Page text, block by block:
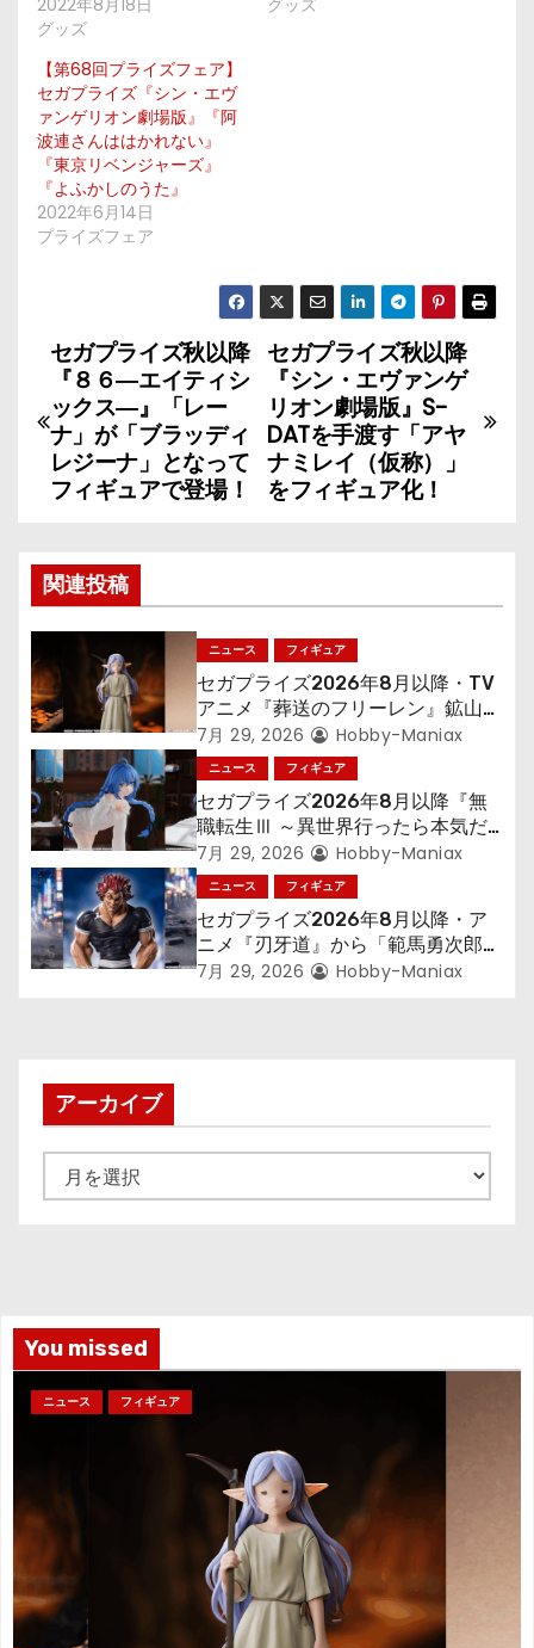
2022年8月18日
グッズ
グッズ
【第68回プライズフェア】
セガプライズ『シン・エヴ
ァンゲリオン劇場版』『阿
波連さんははかれない』
『東京リベンジャーズ』
『よふかしのうた』
2022年6月14日
プライズフェア
投
稿
ナ
ビ
ゲ
ー
シ
ョ
ン
セガプライズ秋以降
『シン・エヴァンゲ
リオン劇場版』S-
DATを手渡す「アヤ
ナミレイ（仮称）」
をフィギュア化！
セガプライズ秋以降
『８６―エイティシ
ックス―』「レー
ナ」が「ブラッディ
レジーナ」となって
フィギュアで登場！
関連投稿
ニュース フィギュア
セガプライズ2026年8月以降・TV
アニメ『葬送のフリーレン』鉱山で
300年働くことになっっちゃった
「フリーレン」を立体化！
7月 29, 2026 Hobby-Maniax
ニュース フィギュア
セガプライズ2026年8月以降『無
職転生Ⅲ ～異世界行ったら本気だ
す～』から「ロキシー」のフィギュ
アが登場！
7月 29, 2026 Hobby-Maniax
ニュース フィギュア
セガプライズ2026年8月以降・ア
ニメ『刃牙道』から「範馬勇次郎」
が登場ッッ!!
7月 29, 2026 Hobby-Maniax
アーカイブ
ー
You missed
ニュース フィギュア